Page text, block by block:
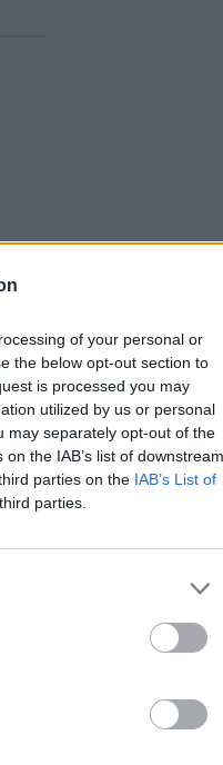
of your personal or
the below opt-out section to
is processed you may
utilized by us or personal
may separately opt-out of the
the IAB’s list of downstream
parties on the IAB’s List of
parties.
5 one-hit
διάσημοι από…